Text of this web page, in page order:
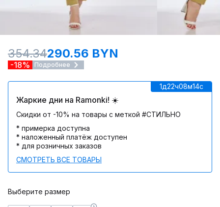
354.34290.56 BYN
-18% Подробнее
1д22ч08м14c
Жаркие дни на Ramonki! ☀️
Скидки от -10% на товары с меткой #СТИЛЬНО
* примерка доступна
* наложенный платёж доступен
* для розничных заказов
СМОТРЕТЬ ВСЕ ТОВАРЫ
Выберите размер